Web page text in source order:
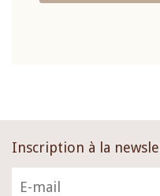
Inscription à la